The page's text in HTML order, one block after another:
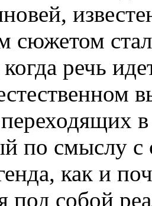
сюжетом
речь
по смыслу
как и
собой